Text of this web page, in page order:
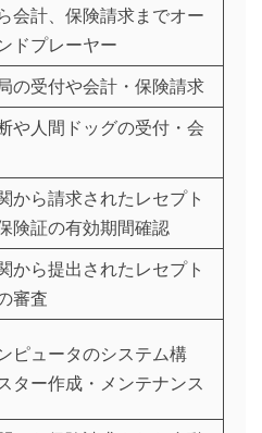
会計、保険請求までオー
ドプレーヤー
の受付や会計・保険請求
や人間ドッグの受付・会
から請求されたレセプト
険証の有効期間確認
から提出されたレセプト
審査
ピュータのシステム構
ター作成・メンテナンス